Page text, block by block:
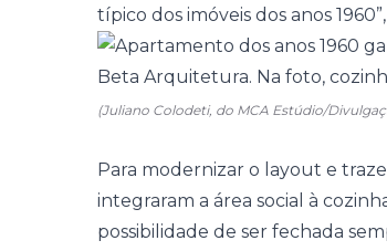
típico dos imóveis dos anos
(Juliano Colodeti, do MCA Estúdio/
Para modernizar o layout e
integraram a área social à
possibilidade de ser fechada